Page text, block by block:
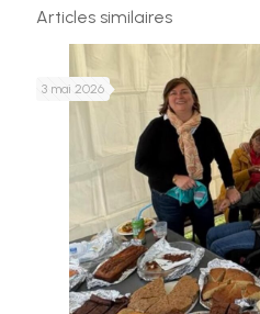
Articles similaires
3 mai 2026